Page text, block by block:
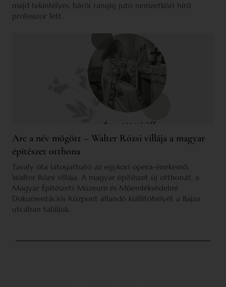
majd tekintélyes, bárói rangig jutó nemzetközi hírű
professzor lett.
Arc a név mögött – Walter Rózsi villája a magyar
építészet otthona
Tavaly óta látogatható az egykori opera-énekesnő,
Walter Rózsi villája. A magyar építészet új otthonát, a
Magyar Építészeti Múzeum és Műemlékvédelmi
Dokumentációs Központ állandó kiállítóhelyét a Bajza
utcában találjuk.